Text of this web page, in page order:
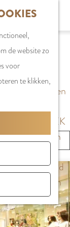
de website zo
voor
te klikken,
WINKELEN
Stadshart
Winkels in
Markten
Winkelgebieden
JE BEZOEK
Overnachten
Bereikbaarheid
Vergaderen in
Amstelveen